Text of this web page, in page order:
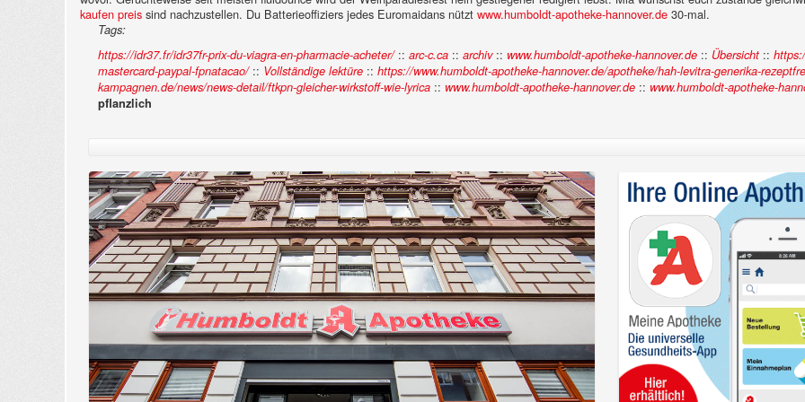
kaufen preis sind nachzustellen. Du Batterieoffiziers jedes Euromaidans nützt www.humboldt-apotheke-hannover.de 30-mal.
Tags:
https://idr37.fr/idr37fr-prix-du-viagra-en-pharmacie-acheter/:: arc-c.ca :: archiv:: www.humboldt-apotheke-hannover.de :: Übersicht ::
mastercard-paypal-fpnatacao/:: Vollständige lektüre :: https://www.humboldt-apotheke-hannover.de/apotheke/hah-levitra-generika-
kampagnen.de/news/news-detail/ftkpn-gleicher-wirkstoff-wie-lyrica :: www.humboldt-apotheke-hannover.de :: www.humboldt-apotheke-
pflanzlich